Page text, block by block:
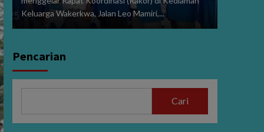
Keluarga Wakerkwa, Jalan Leo Mamiri,...
Pencarian
Cari